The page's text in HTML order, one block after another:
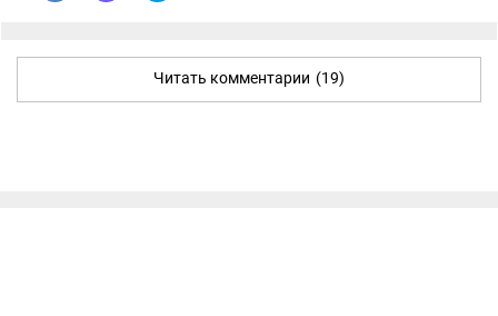
Читать комментарии (19)